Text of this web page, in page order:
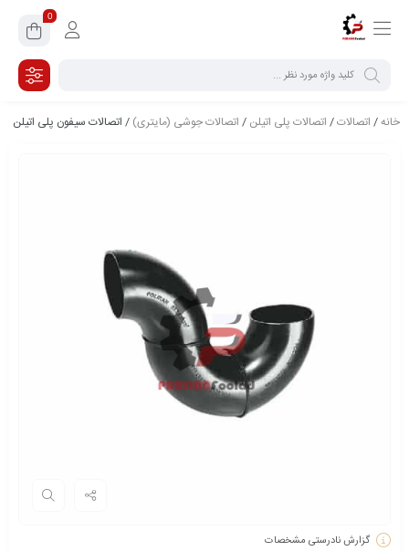
0
خانه/ اتصالات/ اتصالات پلی اتیلن / اتصالات جوشی (مایتری) / اتصالات سیفون پلی اتیلن
گزارش نادرستی مشخصات